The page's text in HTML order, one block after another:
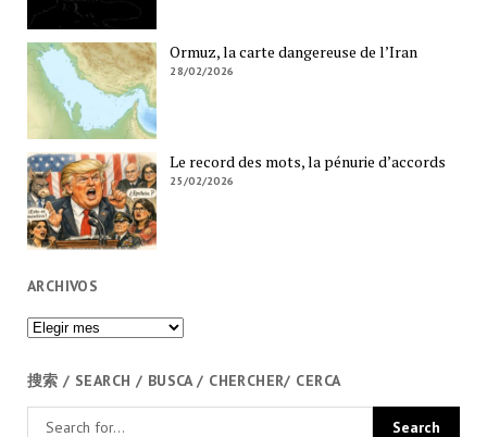
Ormuz, la carte dangereuse de l’Iran
28/02/2026
Le record des mots, la pénurie d’accords
25/02/2026
ARCHIVOS
Archivos
搜索 / SEARCH / BUSCA / CHERCHER/ CERCA